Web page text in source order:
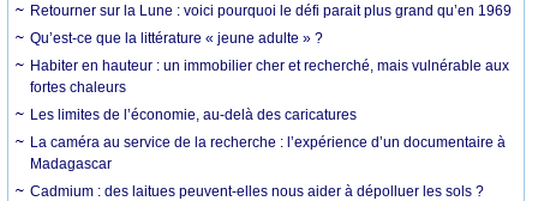
Retourner sur la Lune : voici pourquoi le défi parait plus grand qu’en 1969
Qu’est-ce que la littérature « jeune adulte » ?
Habiter en hauteur : un immobilier cher et recherché, mais vulnérable aux
fortes chaleurs
Les limites de l’économie, au-delà des caricatures
La caméra au service de la recherche : l’expérience d’un documentaire à
Madagascar
Cadmium : des laitues peuvent-elles nous aider à dépolluer les sols ?